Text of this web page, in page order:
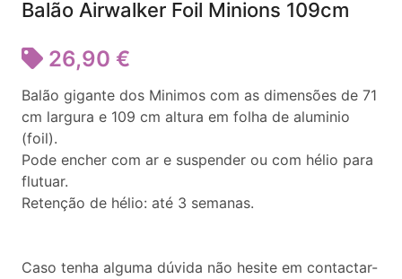
Balão Airwalker Foil Minions 109cm
26,90 €
Balão gigante dos Minimos com as dimensões de 71
cm largura e 109 cm altura em folha de aluminio
(foil).
Pode encher com ar e suspender ou com hélio para
flutuar.
Retenção de hélio: até 3 semanas.
Caso tenha alguma dúvida não hesite em contactar-